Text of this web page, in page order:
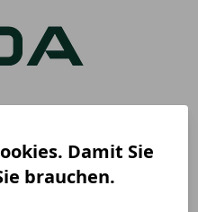
Damit Sie
brauchen.